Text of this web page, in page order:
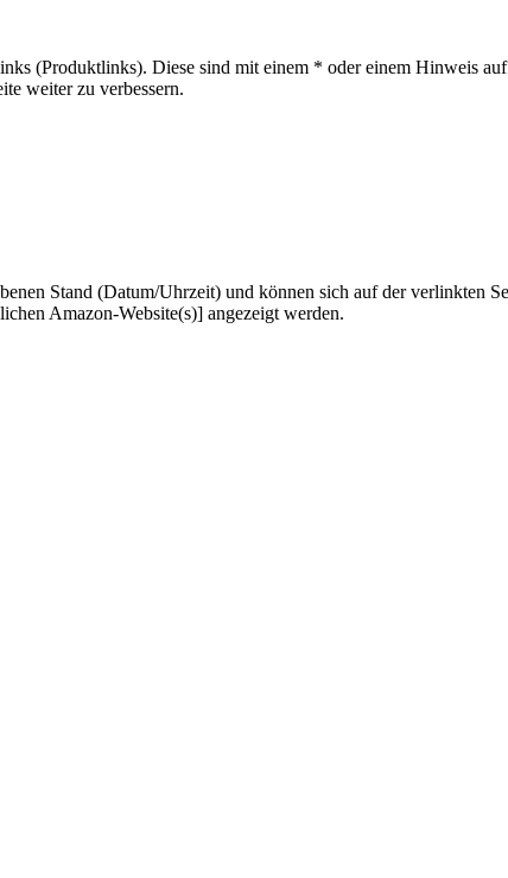
(Produktlinks). Diese sind mit einem * oder einem Hinweis
weiter zu verbessern.
Stand (Datum/Uhrzeit) und können sich auf der verlinkten
Amazon-Website(s)] angezeigt werden.